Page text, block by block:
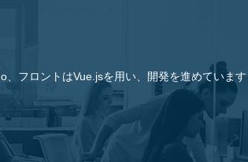
フロントはVue.jsを用い、開発を進めています